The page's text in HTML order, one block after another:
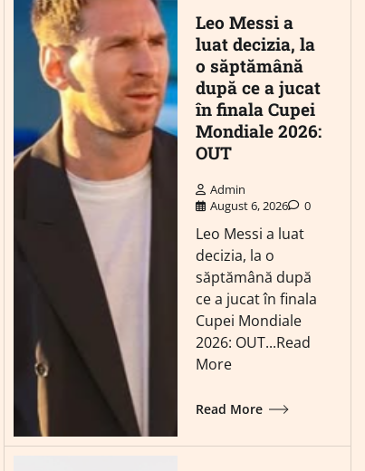
Leo Messi a
luat decizia, la
o săptămână
după ce a jucat
în finala Cupei
Mondiale 2026:
OUT
Admin
August 6, 2026
0
Leo Messi a luat
decizia, la o
săptămână după
ce a jucat în finala
Cupei Mondiale
2026: OUT...Read
More
Read More